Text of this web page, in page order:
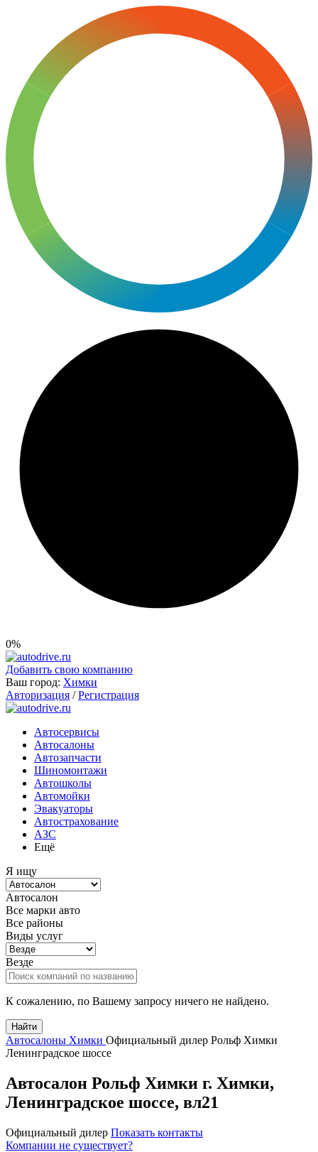
0%
Добавить свою компанию
Ваш город: Химки
Авторизация / Регистрация
Автосервисы
Автосалоны
Автозапчасти
Шиномонтажи
Автошколы
Автомойки
Эвакуаторы
Автострахование
АЗС
Ещё
Я ищу
Автосалон
Все марки авто
Все районы
Виды услуг
Везде
К сожалению, по Вашему запросу ничего не найдено.
Найти
Автосалоны Химки Официальный дилер Рольф Химки
Ленинградское шоссе
Автосалон Рольф Химки г. Химки,
Ленинградское шоссе, вл21
Официальный дилер Показать контакты
Компании не существует?